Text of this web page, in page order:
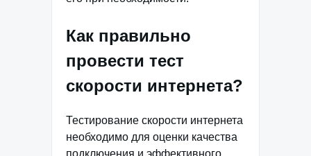
Как правильно
провести тест
скорости интернета?
Тестирование скорости интернета
необходимо для оценки качества
подключения и эффективного